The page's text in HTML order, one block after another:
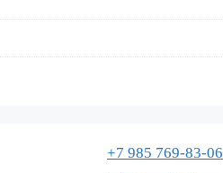
+7 985 769-83-06